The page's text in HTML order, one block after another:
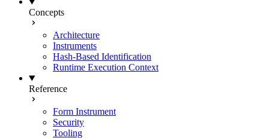
Concepts
Architecture
Instruments
Hash-Based Identification
Runtime Execution Context
Reference
Form Instrument
Security
Tooling